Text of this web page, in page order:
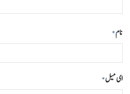
نام*
ای میل*